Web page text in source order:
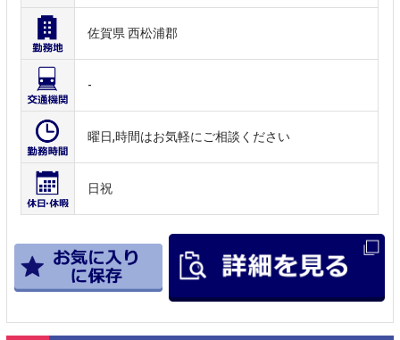
佐賀県 西松浦郡
-
曜日,時間はお気軽にご相談ください
日祝